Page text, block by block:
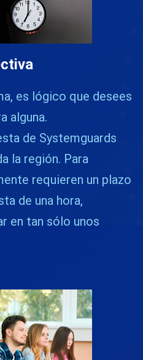
es lógico que desees
alguna.
de Systemguards
la región. Para
requieren un plazo
de una hora,
en tan sólo unos